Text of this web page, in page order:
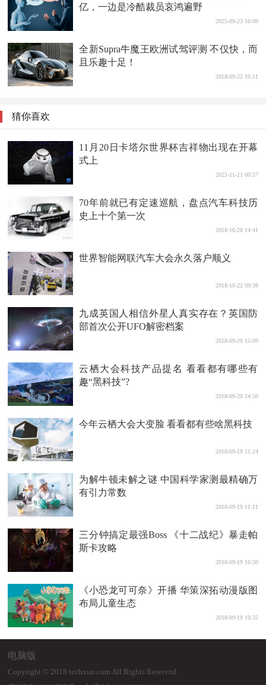
亿，一边是冷酷裁员哀鸿遍野
2025-09-23 10:09
全新Supra牛魔王欧洲试驾评测 不仅快，而
且乐趣十足！
2018-09-22 10:51
猜你喜欢
11月20日卡塔尔世界杯吉祥物出现在开幕
式上
2022-11-21 00:57
70年前就已有定速巡航，盘点汽车科技历
史上十个第一次
2018-10-28 14:41
世界智能网联汽车大会永久落户顺义
2018-10-22 09:38
九成英国人相信外星人真实存在？英国防
部首次公开UFO解密档案
2018-09-20 15:09
云栖大会科技产品提名 看看都有哪些有
趣“黑科技”?
2018-09-20 14:50
今年云栖大会大变脸 看看都有些啥黑科技
2018-09-19 11:24
为解牛顿未解之谜 中国科学家测最精确万
有引力常数
2018-09-19 11:11
三分钟搞定最强Boss 《十二战纪》暴走帕
斯卡攻略
2018-09-19 10:50
《小恐龙可可奈》开播 华策深拓动漫版图
布局儿童生态
2018-09-19 10:32
电脑版
Copyright © 2018 techxun.com All Rights Reserved.